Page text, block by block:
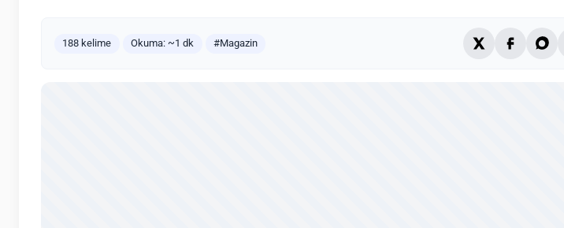
188 kelime Okuma: ~1 dk #Magazin